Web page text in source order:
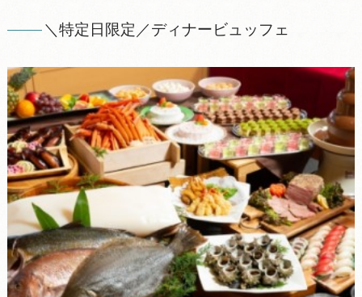
＼特定日限定／ディナービュッフェ